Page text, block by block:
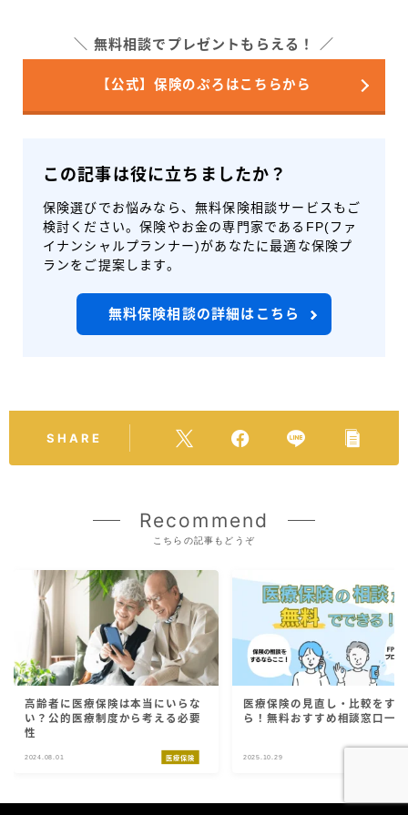
無料相談でプレゼントもらえる！
【公式】保険のぷろはこちらから
この記事は役に立ちましたか？
保険選びでお悩みなら、無料保険相談サービスもご
検討ください。保険やお金の専門家であるFP(ファ
イナンシャルプランナー)があなたに最適な保険プ
ランをご提案します。
無料保険相談の詳細はこちら
SHARE
Recommend
こちらの記事もどうぞ
高齢者に医療保険は本当にいらな
い？公的医療制度から考える必要
性
2024.08.01 医療保険
医療保険の見直し・比較をす
ら！無料おすすめ相談窓口一覧
2025.10.29